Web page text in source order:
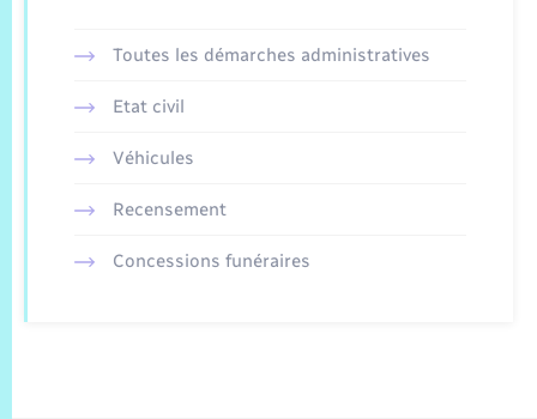
Toutes les démarches administratives
Etat civil
Véhicules
Recensement
Concessions funéraires